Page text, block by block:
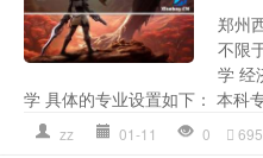
郑州
不限
学 经
学 具体的专业设置如下： 本科
zz 01-11 0 695